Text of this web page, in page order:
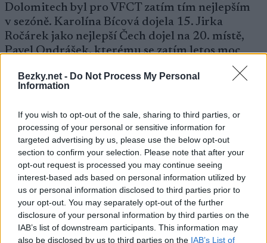
Bezky.net - Do Not Process My Personal
Information
If you wish to opt-out of the sale, sharing to third parties, or
processing of your personal or sensitive information for
targeted advertising by us, please use the below opt-out
section to confirm your selection. Please note that after your
opt-out request is processed you may continue seeing
interest-based ads based on personal information utilized by
us or personal information disclosed to third parties prior to
your opt-out. You may separately opt-out of the further
disclosure of your personal information by third parties on the
IAB’s list of downstream participants. This information may
also be disclosed by us to third parties on the IAB’s List of
Dolomitech byl pro VFCT zatím tím nejlepším
v sezóně. Karolína Bícová dojela 15. Jirka
Ročárek jako nejlepší Čech dojel na 20. místě,
Pavel Ondrášek, kterému se zatím letos moc
nedařilo, dojel na krásném 28. Místě a Fabián
Štoček se umístil na 36. místě. Všichni čtyři
týmu se VFCT posunul na vytoužené 10. místo.
https://farm5.staticflickr.com/4722/39568973
544_371a841b71_z.jpg *]
V nadcházejícím víkendu se většina týmu bude